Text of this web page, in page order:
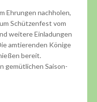
Ehrungen nachholen,
Schützenfest vom
weitere Einladungen
amtierenden Könige
bereit.
gemütlichen Saison-